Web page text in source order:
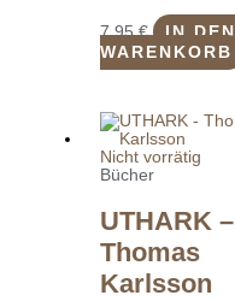
7,95€
IN DEN
WARENKORB
Nicht vorrätig
Bücher
UTHARK –
Thomas
Karlsson